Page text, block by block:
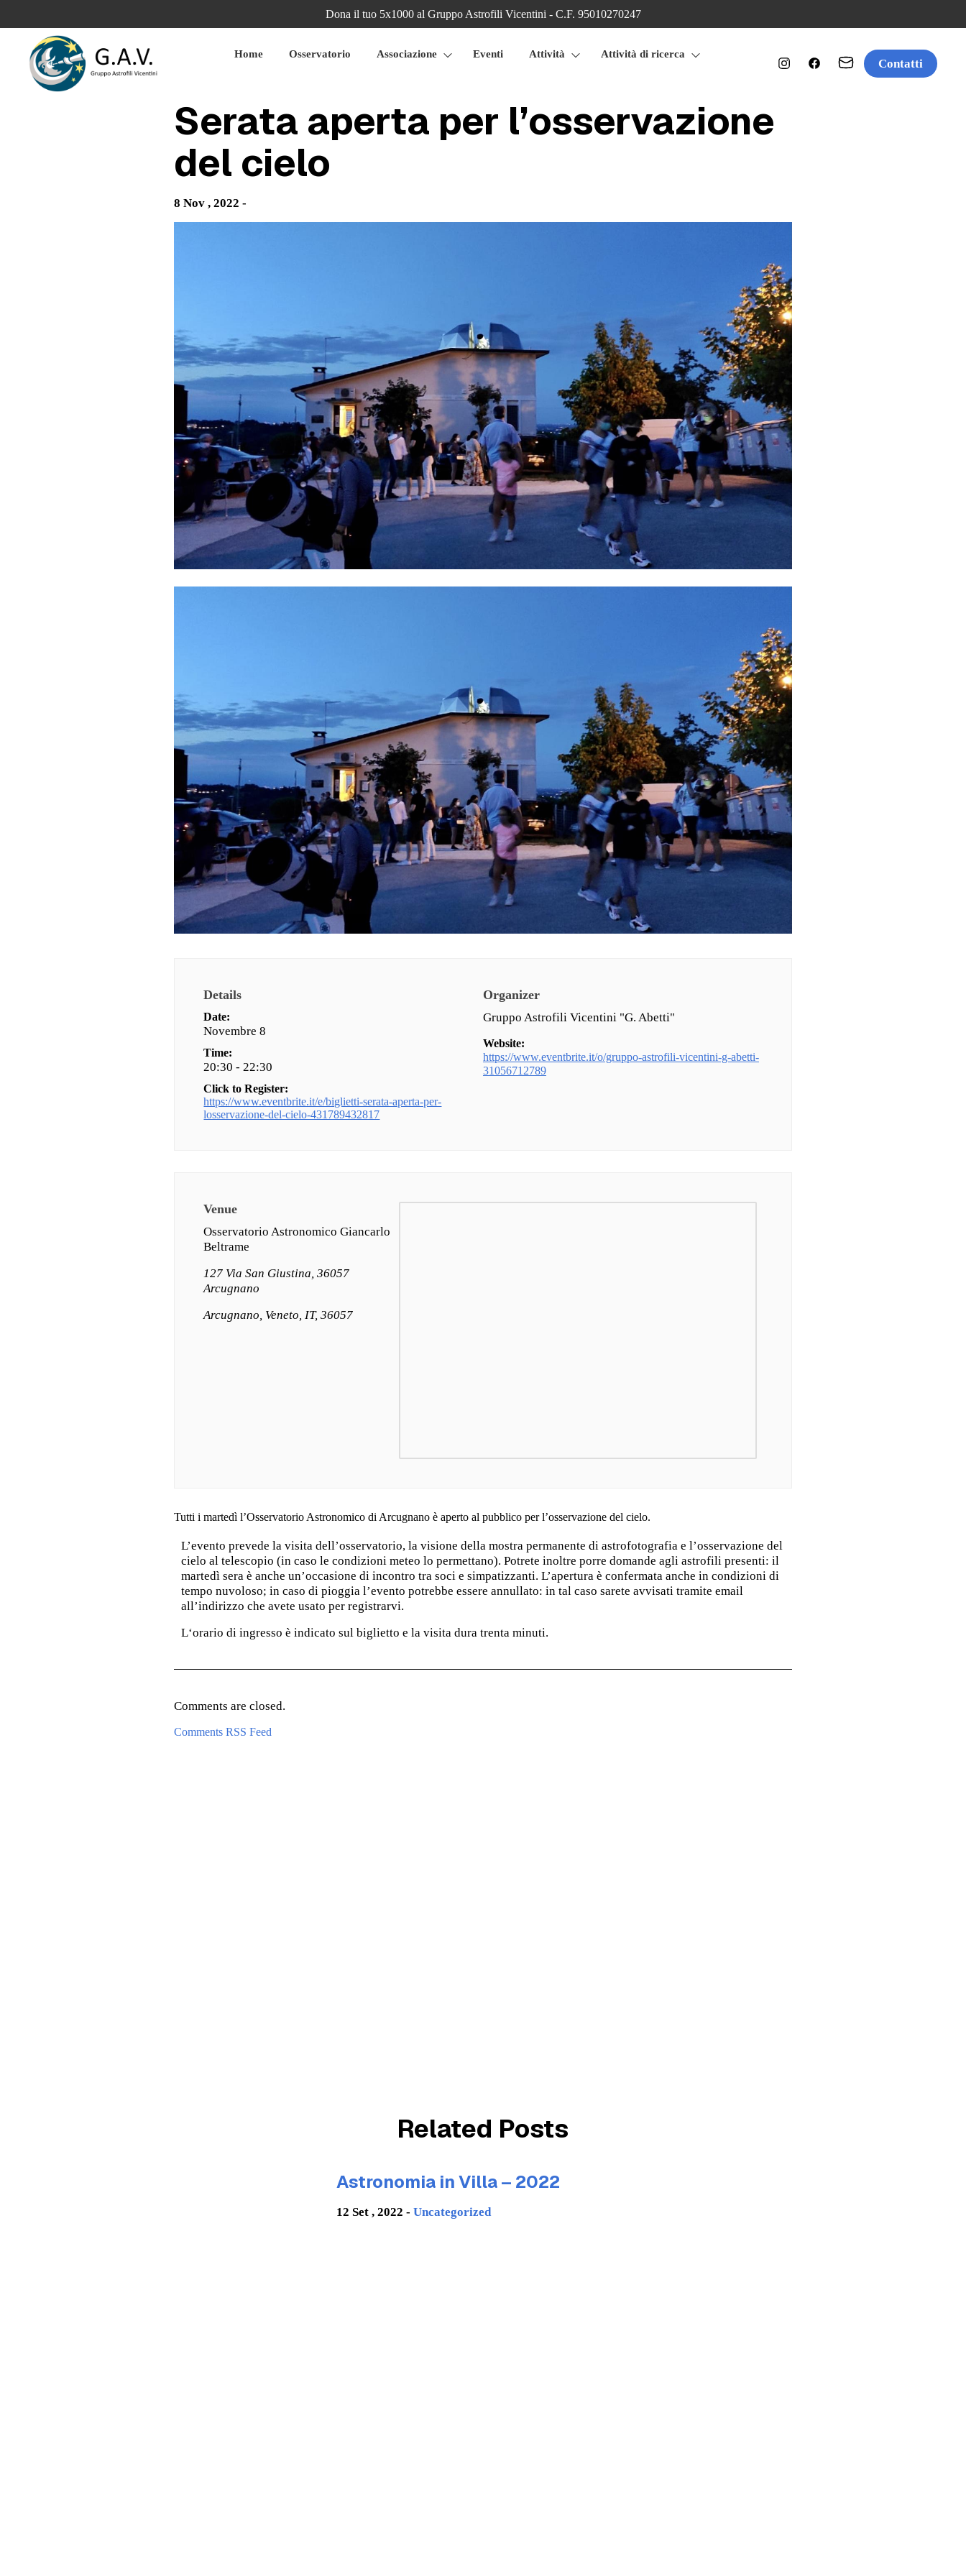
Dona il tuo 5x1000 al Gruppo Astrofili Vicentini - C.F. 95010270247
Home Osservatorio Associazione Eventi Attività Attività di ricerca
Contatti
Serata aperta per l’osservazione
del cielo
8 Nov , 2022 -
Details
Date:
Novembre 8
Time:
20:30 - 22:30
Click to Register:
https://www.eventbrite.it/e/biglietti-serata-aperta-per-
losservazione-del-cielo-431789432817
Organizer
Gruppo Astrofili Vicentini "G. Abetti"
Website:
https://www.eventbrite.it/o/gruppo-astrofili-vicentini-g-abetti-
31056712789
Venue
Osservatorio Astronomico Giancarlo
Beltrame
127 Via San Giustina, 36057
Arcugnano
Arcugnano, Veneto, IT, 36057
Tutti i martedì l’Osservatorio Astronomico di Arcugnano è aperto al pubblico per l’osservazione del cielo.
L’evento prevede la visita dell’osservatorio, la visione della mostra permanente di astrofotografia e l’osservazione del
cielo al telescopio (in caso le condizioni meteo lo permettano). Potrete inoltre porre domande agli astrofili presenti: il
martedì sera è anche un’occasione di incontro tra soci e simpatizzanti. L’apertura è confermata anche in condizioni di
tempo nuvoloso; in caso di pioggia l’evento potrebbe essere annullato: in tal caso sarete avvisati tramite email
all’indirizzo che avete usato per registrarvi.
L‘orario di ingresso è indicato sul biglietto e la visita dura trenta minuti.
Comments are closed.
Comments RSS Feed
Related Posts
Astronomia in Villa – 2022
12 Set , 2022 -Uncategorized